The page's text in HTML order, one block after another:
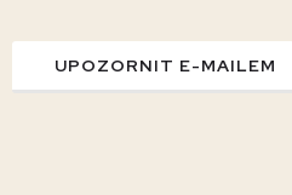
UPOZORNIT E-MAILEM